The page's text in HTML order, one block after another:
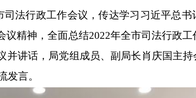
法行政工作会议，传达学习习近平总
精神，全面总结2022年全市司法行政
讲话，局党组成员、副局长肖庆国主
发言。